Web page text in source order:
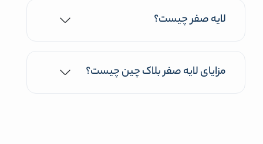
لایه صفر چیست؟
مزایای لایه صفر بلاک چین چیست؟